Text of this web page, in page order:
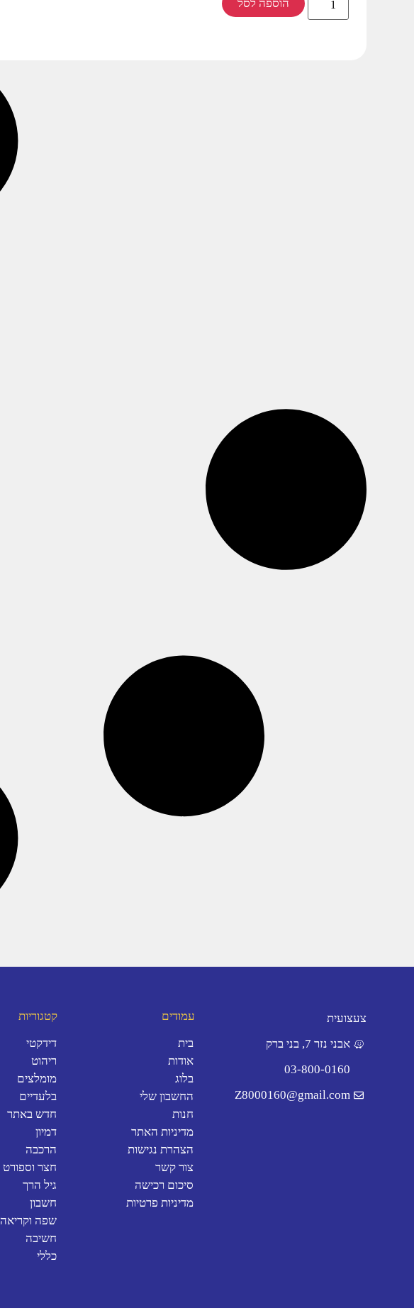
הוספה לסל
צעצועית
אבני נזר 7, בני ברק
03-800-0160
Z8000160@gmail.com
עמודים
בית
אודות
בלוג
החשבון שלי
חנות
מדיניות האתר
הצהרת נגישות
צור קשר
סיכום רכישה
מדיניות פרטיות
קטגוריות
דידקטי
ריהוט
מומלצים
בלעדיים
חדש באתר
דמיון
הרכבה
חצר וספורט
גיל הרך
חשבון
שפה וקריאה
חשיבה
כללי